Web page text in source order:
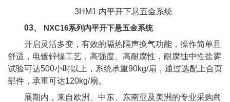
3HM1 内平开下悬五金系统
03、
NXC16系列内平开下悬五金系统
开启灵活多变，有效的隔热隔声换气功能，操作简单且
舒适，电镀锌镍工艺，高强度、高耐腐性，耐腐蚀中性盐雾
试验可达500小时以上，系统承重90kg/扇，通过选配上合页
部件，承重可达120kg/扇。
展期内，来自欧洲、中东、东南亚及美洲的专业采购商